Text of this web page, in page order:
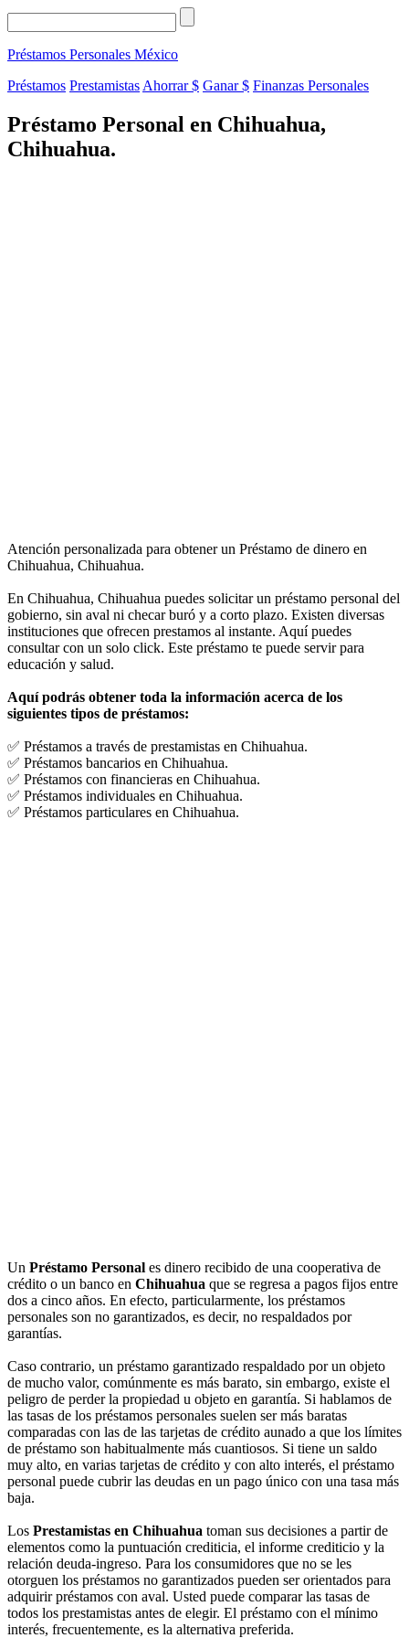
Préstamos Personales México
Préstamos Prestamistas Ahorrar $ Ganar $ Finanzas Personales
Préstamo Personal en Chihuahua,
Chihuahua.
Atención personalizada para obtener un Préstamo de dinero en
Chihuahua, Chihuahua.
En Chihuahua, Chihuahua puedes solicitar un préstamo personal del
gobierno, sin aval ni checar buró y a corto plazo. Existen diversas
instituciones que ofrecen prestamos al instante. Aquí puedes
consultar con un solo click. Este préstamo te puede servir para
educación y salud.
Aquí podrás obtener toda la información acerca de los
siguientes tipos de préstamos:
✅ Préstamos a través de prestamistas en Chihuahua.
✅ Préstamos bancarios en Chihuahua.
✅ Préstamos con financieras en Chihuahua.
✅ Préstamos individuales en Chihuahua.
✅ Préstamos particulares en Chihuahua.
Un Préstamo Personal es dinero recibido de una cooperativa de
crédito o un banco en Chihuahua que se regresa a pagos fijos entre
dos a cinco años. En efecto, particularmente, los préstamos
personales son no garantizados, es decir, no respaldados por
garantías.
Caso contrario, un préstamo garantizado respaldado por un objeto
de mucho valor, comúnmente es más barato, sin embargo, existe el
peligro de perder la propiedad u objeto en garantía. Si hablamos de
las tasas de los préstamos personales suelen ser más baratas
comparadas con las de las tarjetas de crédito aunado a que los límites
de préstamo son habitualmente más cuantiosos. Si tiene un saldo
muy alto, en varias tarjetas de crédito y con alto interés, el préstamo
personal puede cubrir las deudas en un pago único con una tasa más
baja.
Los Prestamistas en Chihuahua toman sus decisiones a partir de
elementos como la puntuación crediticia, el informe crediticio y la
relación deuda-ingreso. Para los consumidores que no se les
otorguen los préstamos no garantizados pueden ser orientados para
adquirir préstamos con aval. Usted puede comparar las tasas de
todos los prestamistas antes de elegir. El préstamo con el mínimo
interés, frecuentemente, es la alternativa preferida.